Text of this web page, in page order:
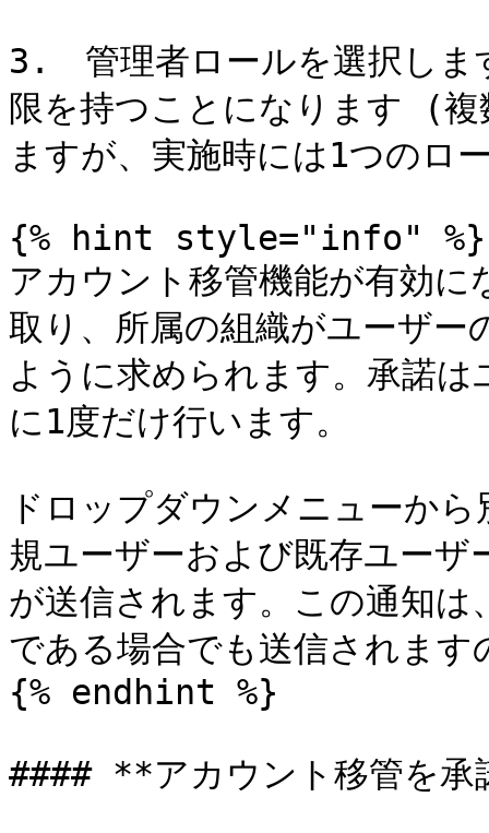
3.　管理者ロールを選択しま
限を持つことになります (複
ますが、実施時には1つのロ
{% hint style="info" %}
アカウント移管機能が有効
取り、所属の組織がユーザ
ように求められます。承諾
に1度だけ行います。
ドロップダウンメニューか
規ユーザーおよび既存ユーザ
が送信されます。この通知は
である場合でも送信されます
{% endhint %}
#### **アカウント移管を